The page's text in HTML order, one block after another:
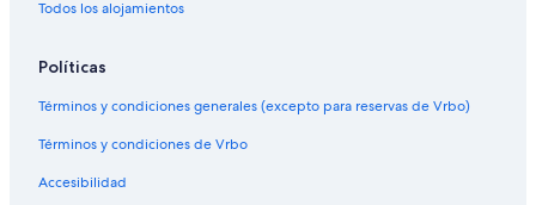
Todos los alojamientos
Políticas
Términos y condiciones generales (excepto para reservas de Vrbo)
Términos y condiciones de Vrbo
Accesibilidad